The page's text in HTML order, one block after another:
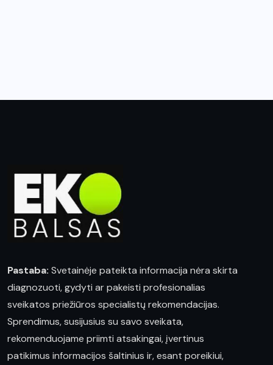
Pastaba: Svetainėje pateikta informacija nėra skirta
diagnozuoti, gydyti ar pakeisti profesionalias
sveikatos priežiūros specialistų rekomendacijas.
Sprendimus, susijusius su savo sveikata,
rekomenduojame priimti atsakingai, įvertinus
patikimus informacijos šaltinius ir, esant poreikiui,